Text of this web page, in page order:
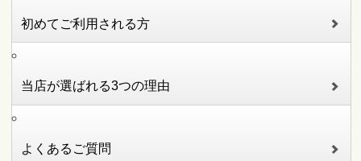
初めてご利用される方
当店が選ばれる3つの理由
よくあるご質問